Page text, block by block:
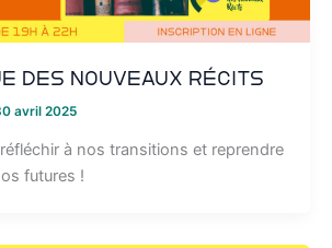
des Nouveaux Récits
avril 2025
à nos transitions et reprendre
futures !